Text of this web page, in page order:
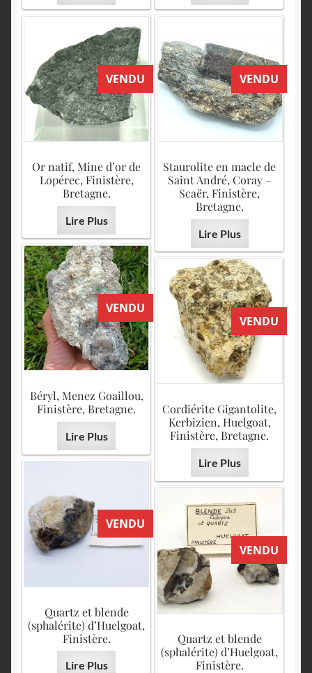
VENDU
Or natif, Mine d’or de
Lopérec, Finistère,
Bretagne.
Lire Plus
VENDU
Staurolite en macle de
Saint André, Coray –
Scaër, Finistère,
Bretagne.
Lire Plus
VENDU
Béryl, Menez Goaillou,
Finistère, Bretagne.
Lire Plus
VENDU
Cordiérite Gigantolite,
Kerbizien, Huelgoat,
Finistère, Bretagne.
Lire Plus
VENDU
Quartz et blende
(sphalérite) d’Huelgoat,
Finistère.
Lire Plus
VENDU
Quartz et blende
(sphalérite) d’Huelgoat,
Finistère.